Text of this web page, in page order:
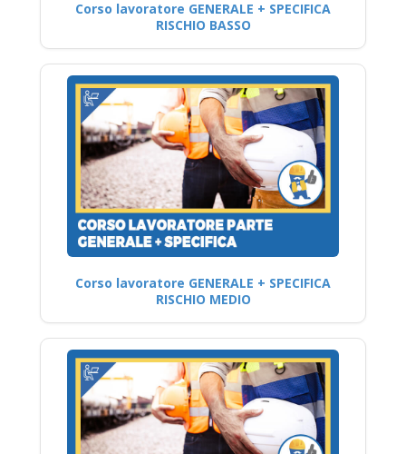
Corso lavoratore GENERALE + SPECIFICA
RISCHIO BASSO
Corso lavoratore GENERALE + SPECIFICA
RISCHIO MEDIO